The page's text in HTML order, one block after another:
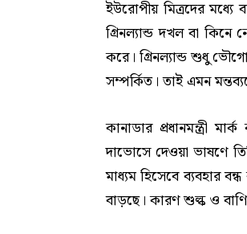
ইউরোপীয় মিত্রদের মধ্যে
গ্রিনল্যান্ড দখল বা কিনে
করে। গ্রিনল্যান্ড শুধু
সম্পর্কিত। তাই এমন
কানাডার প্রধানমন্ত্রী
দাভোসে দেওয়া ভাষণে
মাধ্যম হিসেবে ব্যবহার
বাড়ছে। কারণ শুল্ক ও